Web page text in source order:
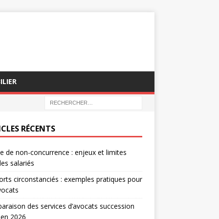
RÉCENTS
de non-concurrence : enjeux et limites
salariés
circonstanciés : exemples pratiques pour
des services d’avocats succession
2026